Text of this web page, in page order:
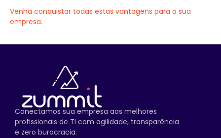
Venha conquistar todas estas vantagens para a sua
empresa.
Conectamos sua empresa aos melhores
profissionais de TI com agilidade, transparência
e zero burocracia.